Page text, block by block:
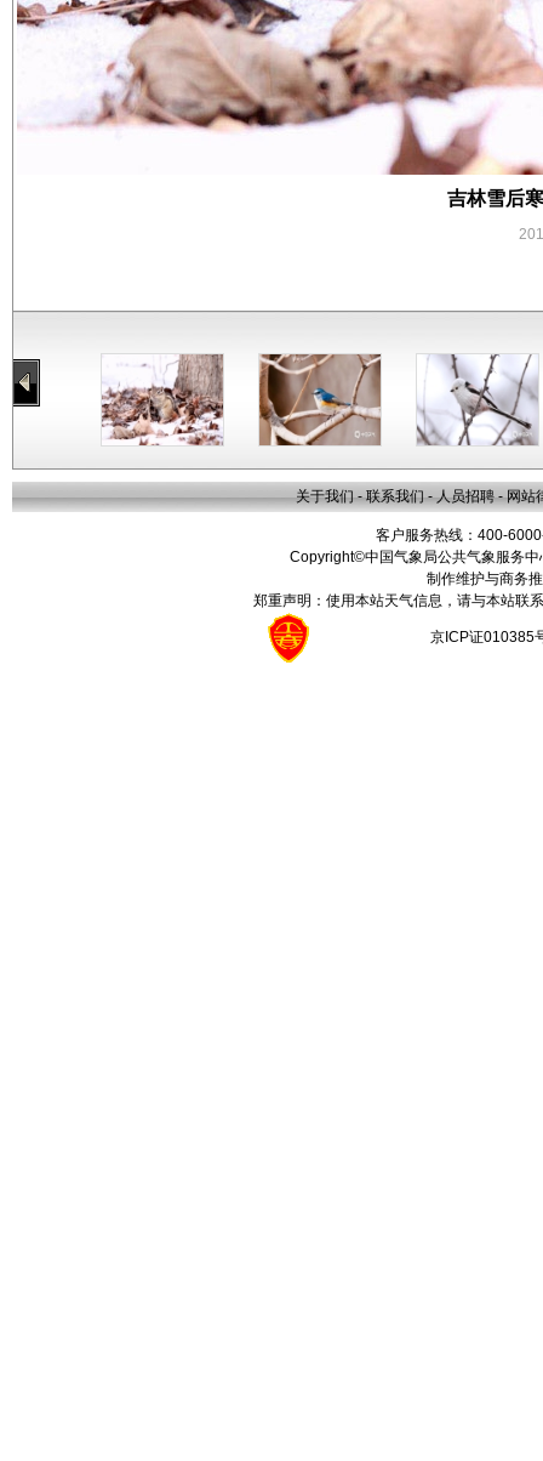
吉林雪后
关于我们 - 联系我们 - 人员招聘 - 网站
客户服务热线：400-
Copyright©中国气象局公共气象服务
制作维护与商务
郑重声明：使用本站天气信息，请与本站联
京ICP证010385